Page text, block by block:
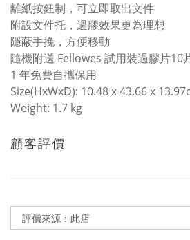
離紙按鈕制，可立即取出文件
附設文件托，過膠效果更為理想
隱蔽手挽，方便移動
隨機附送 Fellowes 試用裝過膠片10
1 年免費自攜保用
Size(HxWxD): 10.48 x 43.66 x
Weight: 1.7 kg
顧客評價